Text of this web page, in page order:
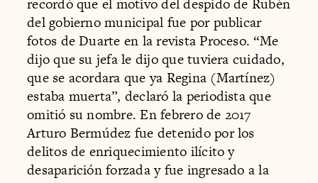
recordó que el motivo del despido de Rubén
del gobierno municipal fue por publicar
fotos de Duarte en la revista Proceso. “Me
dijo que su jefa le dijo que tuviera cuidado,
que se acordara que ya Regina (Martínez)
estaba muerta”, declaró la periodista que
omitió su nombre. En febrero de 2017
Arturo Bermúdez fue detenido por los
delitos de enriquecimiento ilícito y
desaparición forzada y fue ingresado a la